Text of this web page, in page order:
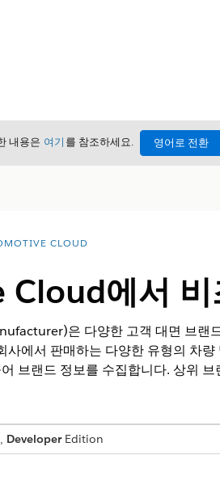
내용은 여기 를 참조하세요. 영어로 전환
CLOUD
에서 비
은 다양한 고객 대면 브랜
사에서 판매하는 다양한 유형의 차
브랜드 정보를 수집합니다. 상위
, DeveloperEdition